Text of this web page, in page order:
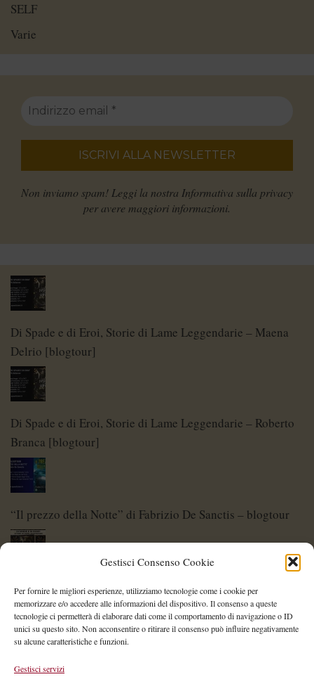
Gestisci Consenso Cookie
Per fornire le migliori esperienze, utilizziamo tecnologie come i cookie per
memorizzare e/o accedere alle informazioni del dispositivo. Il consenso a queste
tecnologie ci permetterà di elaborare dati come il comportamento di navigazione o ID
unici su questo sito. Non acconsentire o ritirare il consenso può influire negativamente
su alcune caratteristiche e funzioni.
Gestisci servizi
SELF
Varie
Non inviamo spam! Leggi la nostra Informativa sulla privacy
per avere maggiori informazioni.
Di Spade e di Eroi, Storie di Lame Leggendarie – Maena
Delrio [blogtour]
Di Spade e di Eroi, Storie di Lame Leggendarie – Roberto
Branca [blogtour]
“Il prezzo della Notte” di Fabrizio De Sanctis – blogtour
Di Spade e di Eroi – Storie di Lame Leggendarie